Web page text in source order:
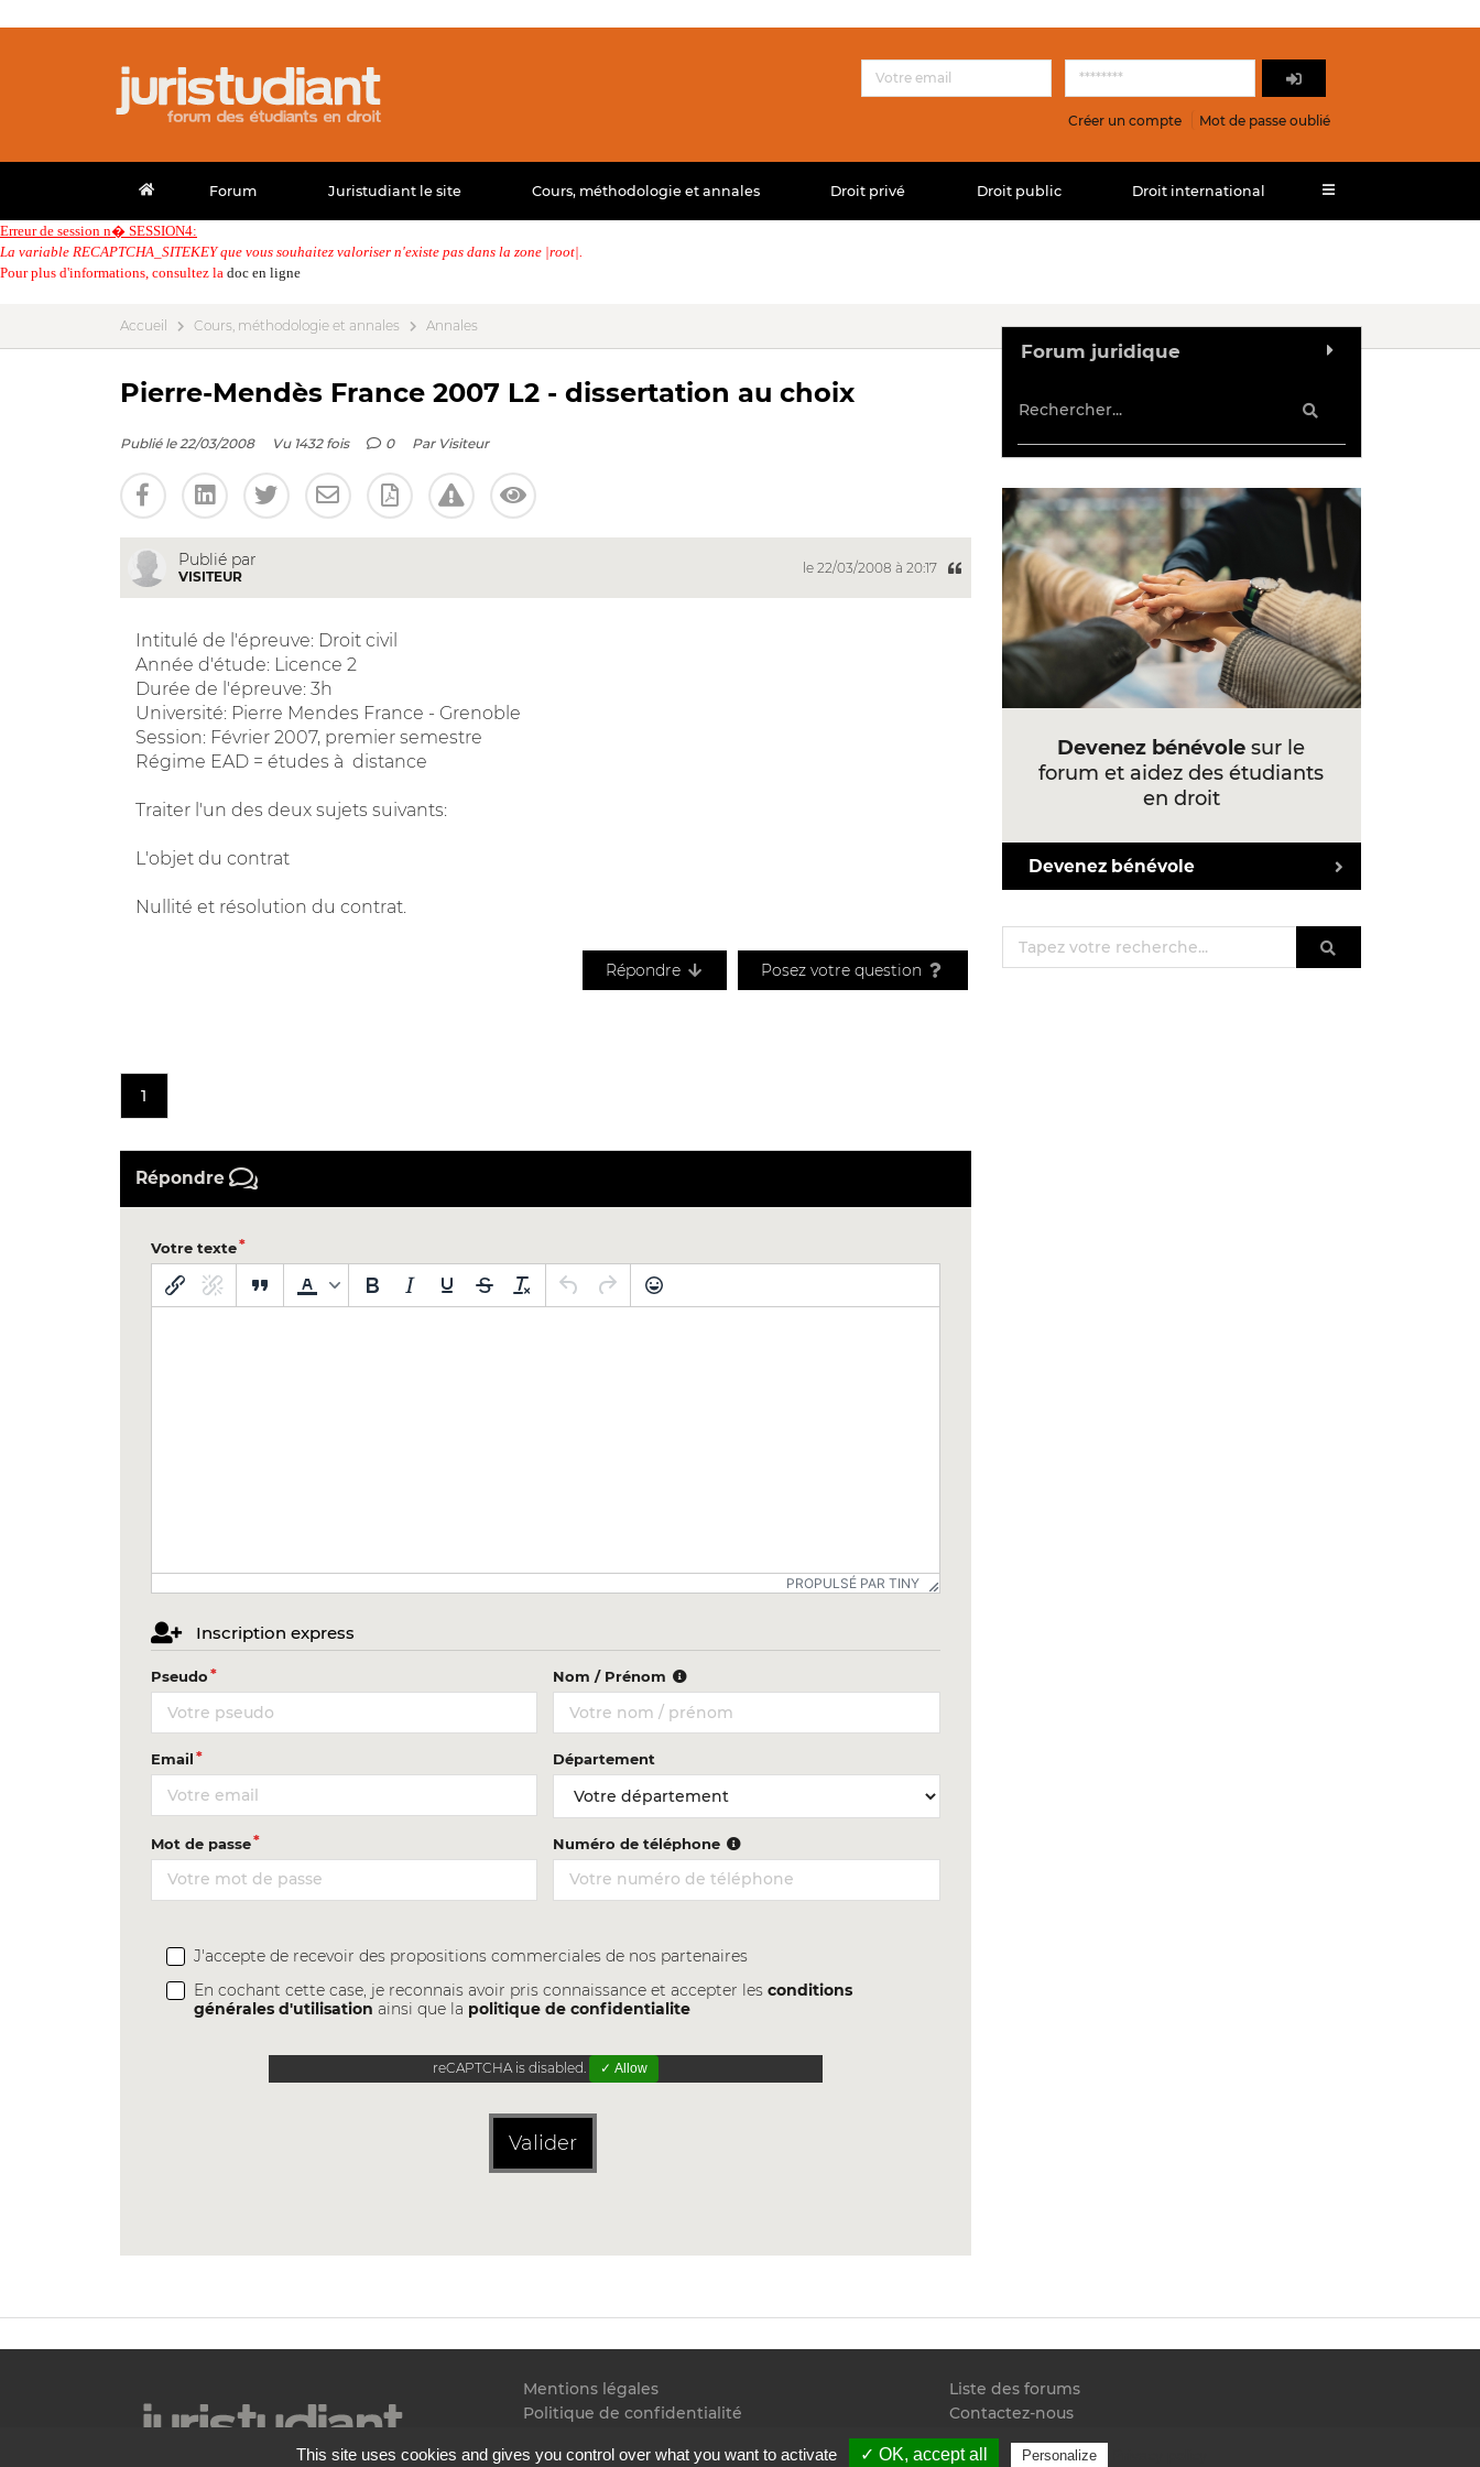
Créer un compte Mot de passe oublié
Forum Juristudiant le site Cours, méthodologie et annales Droit privé Droit public Droit international
Erreur de session n� SESSION4:
La variable RECAPTCHA_SITEKEY que vous souhaitez valoriser n'existe pas dans la zone |root|.
Pour plus d'informations, consultez la doc en ligne
Accueil Cours, méthodologie et annales Annales
Pierre-Mendès France 2007 L2 - dissertation au choix
Publié le 22/03/2008 Vu 1432 fois 0 Par Visiteur
Publié par
VISITEUR
le 22/03/2008 à 20:17
Intitulé de l'épreuve: Droit civil
Année d'étude: Licence 2
Durée de l'épreuve: 3h
Université: Pierre Mendes France - Grenoble
Session: Février 2007, premier semestre
Régime EAD = études à distance
Traiter l'un des deux sujets suivants:
L'objet du contrat
Nullité et résolution du contrat.
Répondre Posez votre question
1
Répondre
Votre texte
PROPULSÉ PAR TINY
Inscription express
Pseudo Nom / Prénom
Email Département
Mot de passe Numéro de téléphone
J'accepte de recevoir des propositions commerciales de nos partenaires
En cochant cette case, je reconnais avoir pris connaissance et accepter lesconditions
générales d'utilisation ainsi que la politique de confidentialite
reCAPTCHA is disabled. ✓ Allow
Valider
Forum juridique
Devenez bénévole sur le
forum et aidez des étudiants
en droit
Devenez bénévole
Mentions légales
Politique de confidentialité
Liste des forums
Contactez-nous
Flux RSS
This site uses cookies and gives you control over what you want to activate ✓ OK, accept all Personalize